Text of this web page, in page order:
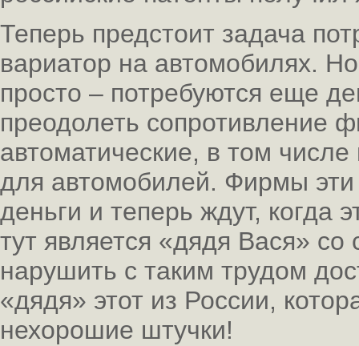
Теперь предстоит задача
вариатор на автомобилях.
просто – потребуются еще
преодолеть сопротивление
автоматические, в том
для автомобилей. Фирмы
деньги и теперь ждут, когда
тут является «дядя Вася»
нарушить с таким трудом
«дядя» этот из России,
нехорошие штучки!